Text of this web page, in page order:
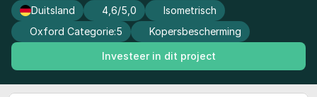
Duitsland 4,6/5,0
Isometrisch
Oxford Categorie:5 Kopersbescherming
Investeer in dit project